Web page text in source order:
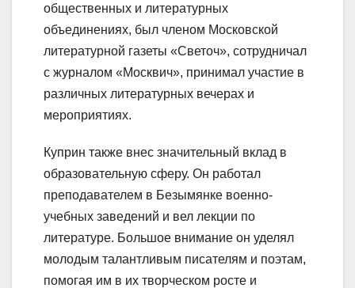
общественных и литературных
объединениях, был членом Московской
литературной газеты «Светоч», сотрудничал
с журналом «Москвич», принимал участие в
различных литературных вечерах и
мероприятиях.
Куприн также внес значительный вклад в
образовательную сферу. Он работал
преподавателем в Безымянке военно-
учебных заведений и вел лекции по
литературе. Большое внимание он уделял
молодым талантливым писателям и поэтам,
помогая им в их творческом росте и